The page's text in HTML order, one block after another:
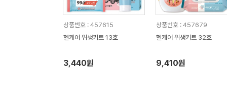
상품번호 : 457615
헬케어 위생키트 13호
3,440원
상품번호 : 457679
헬케어 위생키트 32호
9,410원